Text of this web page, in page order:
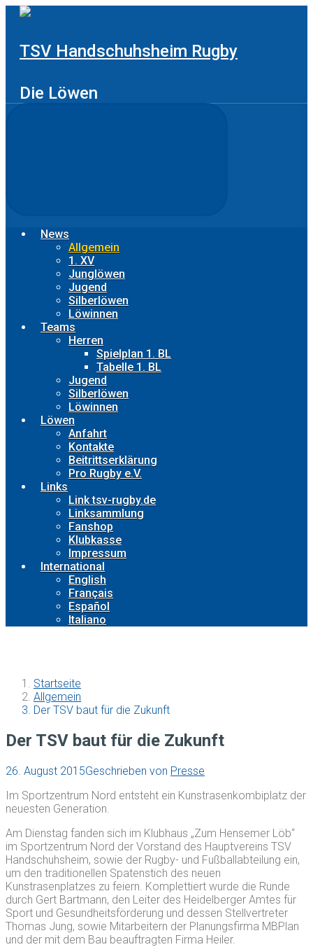
Zum
TSV Handschuhsheim Rugby
Die Löwen
News
Allgemein
1. XV
Junglöwen
Jugend
Silberlöwen
Löwinnen
Teams
Herren
Spielplan 1. BL
Tabelle 1. BL
Jugend
Silberlöwen
Löwinnen
Löwen
Anfahrt
Kontakte
Beitrittserklärung
Pro Rugby e.V.
Links
Link tsv-rugby.de
Linksammlung
Fanshop
Klubkasse
Impressum
International
English
Français
Español
Italiano
Startseite
Allgemein
Der TSV baut für die Zukunft
Der TSV baut für die Zukunft
26. August 2015Geschrieben von Presse
Im Sportzentrum Nord entsteht ein Kunstrasenkombiplatz der
neuesten Generation.
Am Dienstag fanden sich im Klubhaus „Zum Hensemer Löb“
im Sportzentrum Nord der Vorstand des Hauptvereins TSV
Handschuhsheim, sowie der Rugby- und Fußballabteilung ein,
um den traditionellen Spatenstich des neuen
Kunstrasenplatzes zu feiern. Komplettiert wurde die Runde
durch Gert Bartmann, den Leiter des Heidelberger Amtes für
Sport und Gesundheitsförderung und dessen Stellvertreter
Thomas Jung, sowie Mitarbeitern der Planungsfirma MBPlan
und der mit dem Bau beauftragten Firma Heiler.